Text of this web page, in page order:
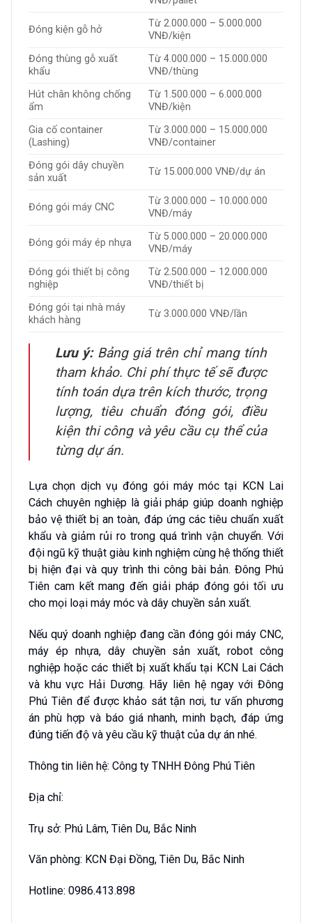
Đóng kiện gỗ hở
Từ 2.000.000 – 5.000.000
VNĐ/kiện
Đóng thùng gỗ xuất
khẩu
Từ 4.000.000 – 15.000.000
VNĐ/thùng
Hút chân không chống
ẩm
Từ 1.500.000 – 6.000.000
VNĐ/kiện
Gia cố container
(Lashing)
Từ 3.000.000 – 15.000.000
VNĐ/container
Đóng gói dây chuyền
sản xuất
Từ 15.000.000 VNĐ/dự án
Đóng gói máy CNC
Từ 3.000.000 – 10.000.000
VNĐ/máy
Đóng gói máy ép nhựa
Từ 5.000.000 – 20.000.000
VNĐ/máy
Đóng gói thiết bị công
nghiệp
Từ 2.500.000 – 12.000.000
VNĐ/thiết bị
Đóng gói tại nhà máy
khách hàng
Từ 3.000.000 VNĐ/lần
Lưu ý:Bảng giá trên chỉ mang tính
tham khảo. Chi phí thực tế sẽ được
tính toán dựa trên kích thước, trọng
lượng, tiêu chuẩn đóng gói, điều
kiện thi công và yêu cầu cụ thể của
từng dự án.
Lựa chọn dịch vụ đóng gói máy móc tại KCN Lai
Cách chuyên nghiệp là giải pháp giúp doanh nghiệp
bảo vệ thiết bị an toàn, đáp ứng các tiêu chuẩn xuất
khẩu và giảm rủi ro trong quá trình vận chuyển. Với
đội ngũ kỹ thuật giàu kinh nghiệm cùng hệ thống thiết
bị hiện đại và quy trình thi công bài bản. Đông Phú
Tiên cam kết mang đến giải pháp đóng gói tối ưu
cho mọi loại máy móc và dây chuyền sản xuất.
Nếu quý doanh nghiệp đang cần đóng gói máy CNC,
máy ép nhựa, dây chuyền sản xuất, robot công
nghiệp hoặc các thiết bị xuất khẩu tại KCN Lai Cách
và khu vực Hải Dương. Hãy liên hệ ngay với Đông
Phú Tiên để được khảo sát tận nơi, tư vấn phương
án phù hợp và báo giá nhanh, minh bạch, đáp ứng
đúng tiến độ và yêu cầu kỹ thuật của dự án nhé.
Thông tin liên hệ: Công ty TNHH Đông Phú Tiên
Địa chỉ:
Trụ sở: Phú Lâm, Tiên Du, Bắc Ninh
Văn phòng: KCN Đại Đồng, Tiên Du, Bắc Ninh
Hotline: 0986.413.898